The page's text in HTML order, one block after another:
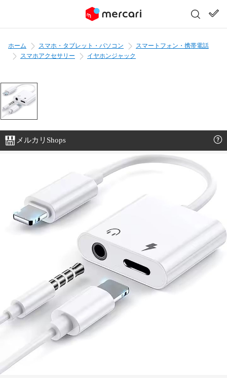
ホーム スマホ・タブレット・パソコン
スマートフォン・携帯電話
スマホアクセサリー
イヤホンジャック
メルカリShops